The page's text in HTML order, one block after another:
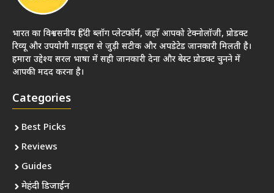
भारत का विश्वसनीय हिंदी ब्लॉग प्लेटफॉर्म, जहाँ आपको टेक्नोलॉजी, प्रोडक्ट
रिव्यू और उपयोगी गाइड्स से जुड़ी सटीक और अपडेटेड जानकारी मिलती है।
हमारा उद्देश्य सरल भाषा में सही जानकारी देना और बेस्ट प्रोडक्ट चुनने में
आपकी मदद करना है।
Categories
Best Picks
Reviews
Guides
मेहंदी डिजाईन